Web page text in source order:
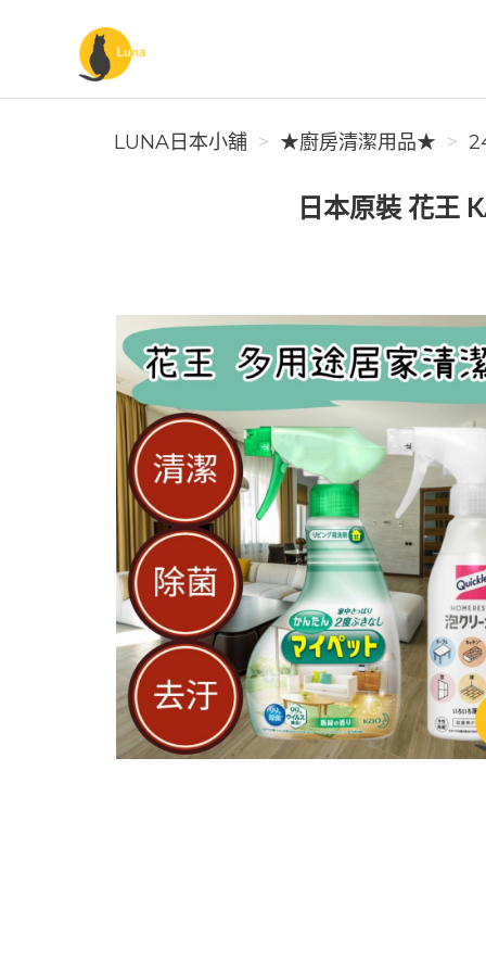
Luna日本小舖
LUNA日本小舖
★廚房清潔用品★
日本原裝 花王